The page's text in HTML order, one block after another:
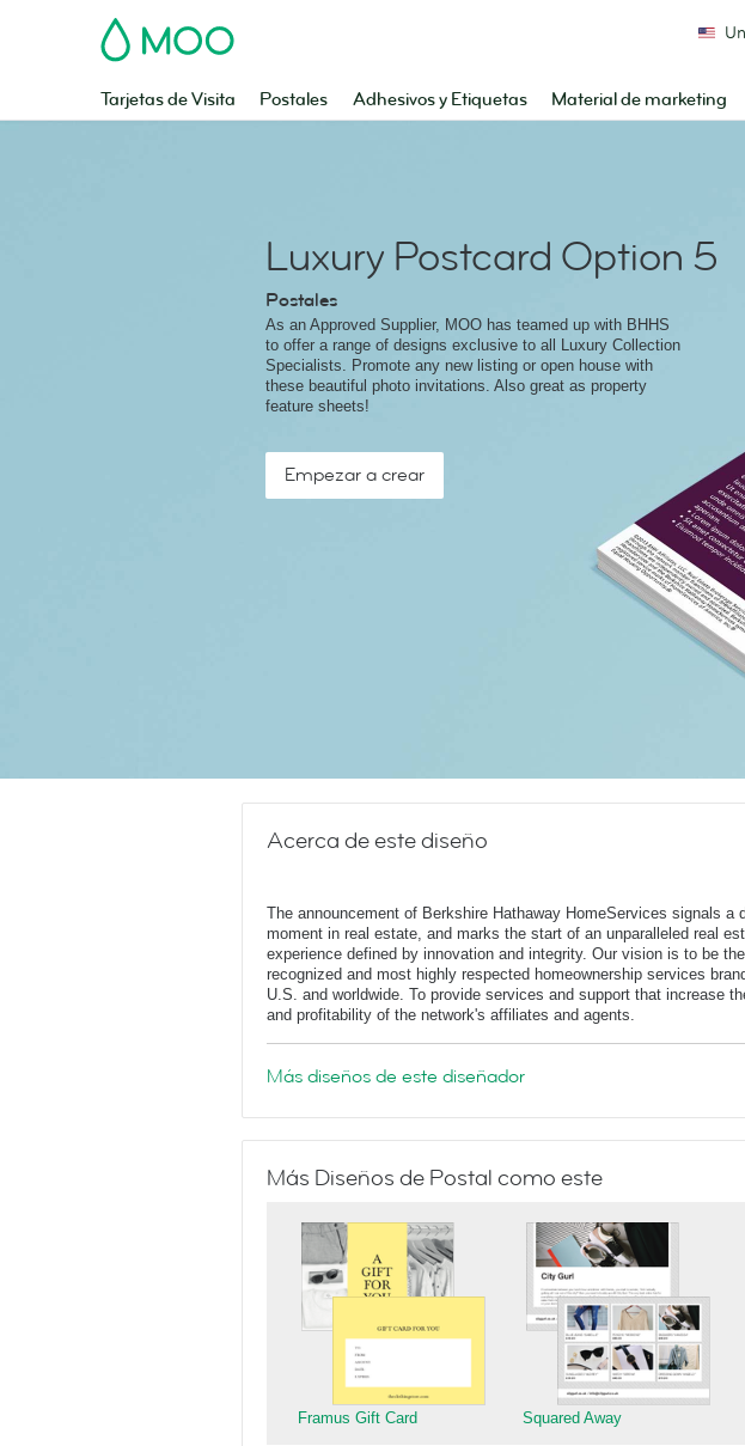
MOO
Tarjetas de Visita Postales Adhesivos y Etiquetas Material de marketing
Luxury Postcard Option 5
Postales
As an Approved Supplier, MOO has teamed up with BHHS
to offer a range of designs exclusive to all Luxury Collection
Specialists. Promote any new listing or open house with
these beautiful photo invitations. Also great as property
feature sheets!
Empezar a crear
Acerca de este diseño
The announcement of Berkshire Hathaway HomeServices signals a
moment in real estate, and marks the start of an unparalleled real
experience defined by innovation and integrity. Our vision is to be
recognized and most highly respected homeownership services
U.S. and worldwide. To provide services and support that increase
and profitability of the network's affiliates and agents.
Más diseños de este diseñador
Más Diseños de Postal como este
Framus Gift Card Squared Away